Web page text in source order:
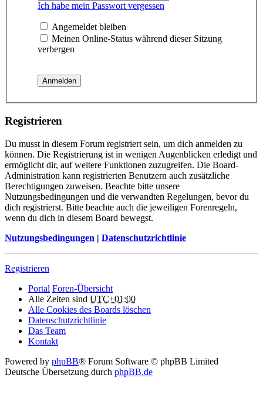
Ich habe mein Passwort vergessen
Angemeldet bleiben
Meinen Online-Status während dieser Sitzung
verbergen
Registrieren
Du musst in diesem Forum registriert sein, um dich anmelden zu
können. Die Registrierung ist in wenigen Augenblicken erledigt und
ermöglicht dir, auf weitere Funktionen zuzugreifen. Die Board-
Administration kann registrierten Benutzern auch zusätzliche
Berechtigungen zuweisen. Beachte bitte unsere
Nutzungsbedingungen und die verwandten Regelungen, bevor du
dich registrierst. Bitte beachte auch die jeweiligen Forenregeln,
wenn du dich in diesem Board bewegst.
Nutzungsbedingungen | Datenschutzrichtlinie
Registrieren
Portal Foren-Übersicht
Alle Zeiten sind UTC+01:00
Alle Cookies des Boards löschen
Datenschutzrichtlinie
Das Team
Kontakt
Powered by phpBB® Forum Software © phpBB Limited
Deutsche Übersetzung durch phpBB.de